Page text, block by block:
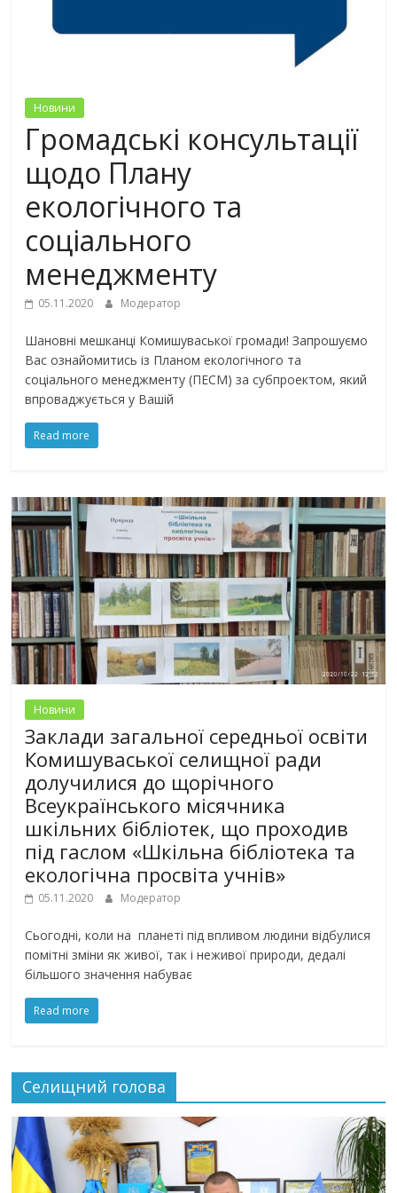
Новини
Громадські консультації
щодо Плану
екологічного та
соціального
менеджменту
05.11.2020 Модератор
Шановні мешканці Комишуваської громади! Запрошуємо
Вас ознайомитись із Планом екологічного та
соціального менеджменту (ПЕСМ) за субпроектом, який
впроваджується у Вашій
Read more
Новини
Заклади загальної середньої освіти
Комишуваської селищної ради
долучилися до щорічного
Всеукраїнського місячника
шкільних бібліотек, що проходив
під гаслом «Шкільна бібліотека та
екологічна просвіта учнів»
05.11.2020 Модератор
Сьогодні, коли на планеті під впливом людини відбулися
помітні зміни як живої, так і неживої природи, дедалі
більшого значення набуває
Read more
Селищний голова